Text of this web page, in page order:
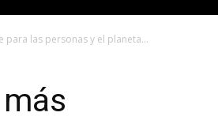
para las personas y el planeta...